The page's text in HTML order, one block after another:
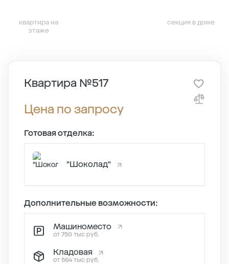
квартира на
этаже
секция в доме
Квартира №517
Цена по запросу
Готовая отделка:
"Шоколад"
Дополнительные возможности:
Машиноместо
от 750 тыс руб.
Кладовая
от 564 тыс руб.